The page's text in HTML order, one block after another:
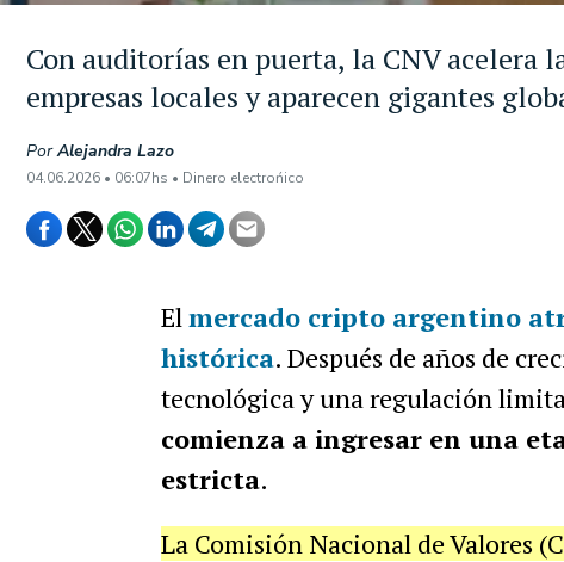
Con auditorías en puerta, la CNV acelera
empresas locales y aparecen gigantes
PorAlejandra Lazo
04.06.2026 • 06:07hs • Dinero electrońico
Elmercado cripto argentino
histórica. Después de años de
tecnológica y una regulación
comienza a ingresar en una
estricta.
La Comisión Nacional de Valores